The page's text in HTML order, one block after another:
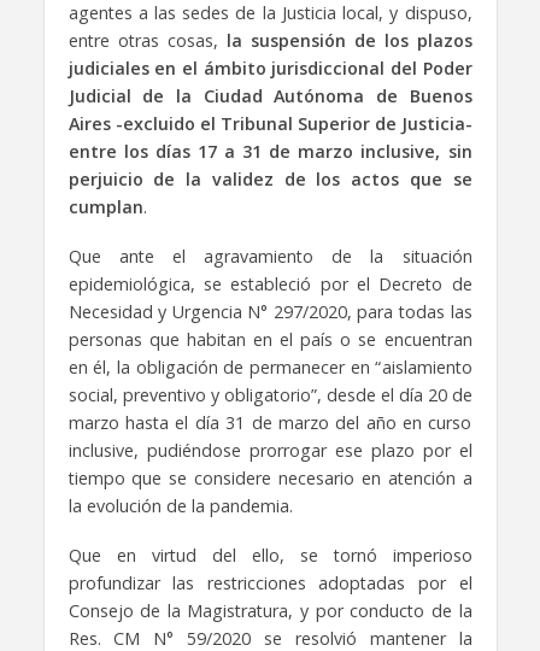
agentes a las sedes de la Justicia local, y dispuso,
entre otras cosas, la suspensión de los plazos
judiciales en el ámbito jurisdiccional del Poder
Judicial de la Ciudad Autónoma de Buenos
Aires -excluido el Tribunal Superior de Justicia-
entre los días 17 a 31 de marzo inclusive, sin
perjuicio de la validez de los actos que se
cumplan.
Que ante el agravamiento de la situación
epidemiológica, se estableció por el Decreto de
Necesidad y Urgencia N° 297/2020, para todas las
personas que habitan en el país o se encuentran
en él, la obligación de permanecer en “aislamiento
social, preventivo y obligatorio”, desde el día 20 de
marzo hasta el día 31 de marzo del año en curso
inclusive, pudiéndose prorrogar ese plazo por el
tiempo que se considere necesario en atención a
la evolución de la pandemia.
Que en virtud del ello, se tornó imperioso
profundizar las restricciones adoptadas por el
Consejo de la Magistratura, y por conducto de la
Res. CM N° 59/2020 se resolvió mantener la